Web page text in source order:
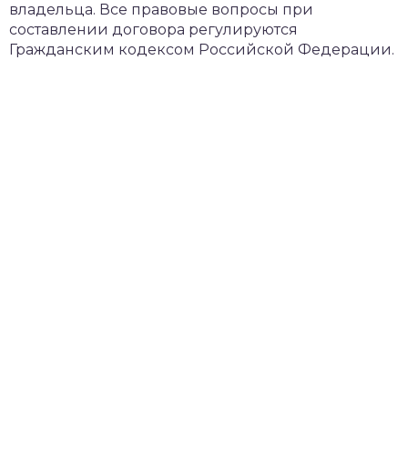
владельца. Все правовые вопросы при
составлении договора регулируются
Гражданским кодексом Российской Федерации.